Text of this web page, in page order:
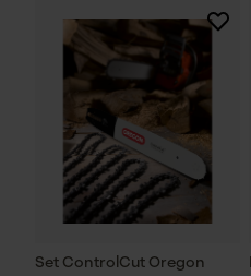
Set ControlCut Oregon